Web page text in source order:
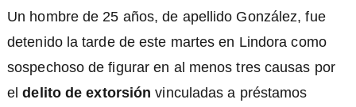
Un hombre de 25 años, de apellido González, fue
detenido la tarde de este martes en Lindora como
sospechoso de figurar en al menos tres causas por
el delito de extorsión vinculadas a préstamos